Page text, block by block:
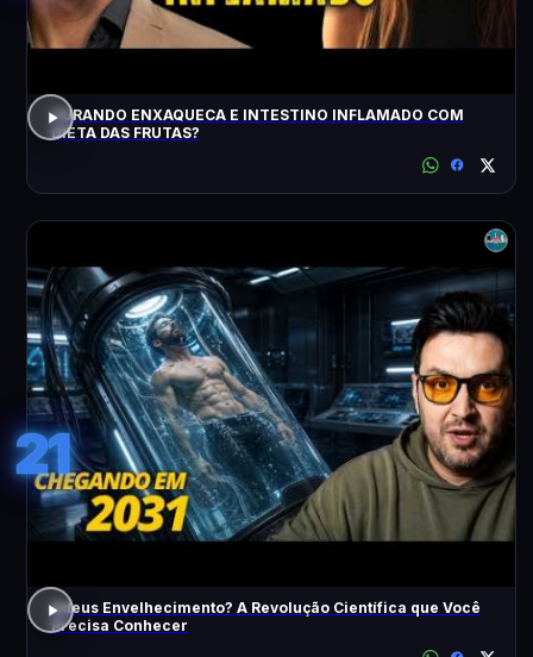
CURANDO ENXAQUECA E INTESTINO INFLAMADO COM
DIETA DAS FRUTAS?
21
Adeus Envelhecimento? A Revolução Científica que Você
Precisa Conhecer